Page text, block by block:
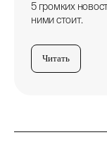
5 громких
ними стоит.
Читать